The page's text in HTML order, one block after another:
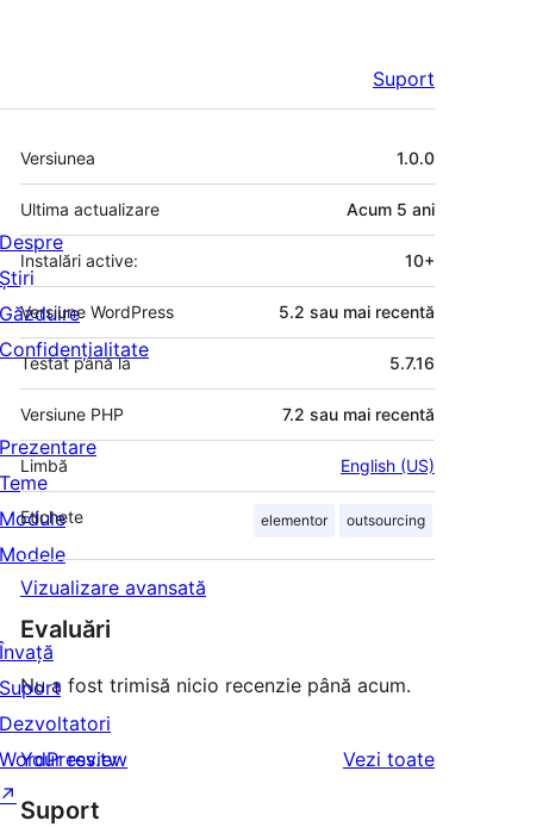
Suport
Meta
Versiunea 1.0.0
Ultima actualizare Acum 5 ani
Instalări active: 10+
Versiune WordPress 5.2 sau mai recentă
Testat până la 5.7.16
Versiune PHP 7.2 sau mai recentă
Limbă English (US)
Etichete elementor outsourcing
Vizualizare avansată
Evaluări
Nu a fost trimisă nicio recenzie până acum.
Your review Vezi toaterecenziile
Suport
Despre
Știri
Găzduire
Confidențialitate
Prezentare
Teme
Module
Modele
Învață
Suport
Dezvoltatori
WordPress.tv
↗